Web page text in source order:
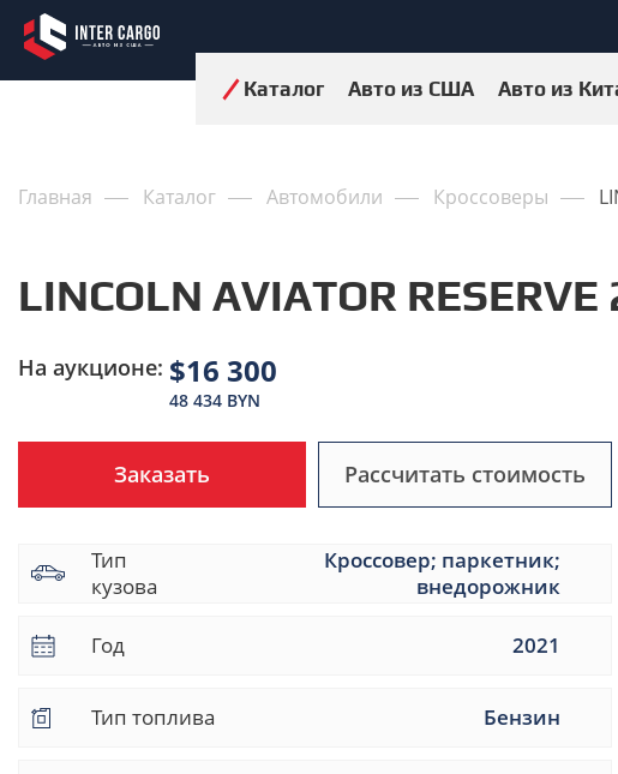
Каталог Авто из США Авто из
Главная Каталог Автомобили Кроссоверы
LINCOLN AVIATOR RESERVE
На аукционе: $16 300
48 434 BYN
Заказать Рассчитать стоимость
Тип
кузова
Кроссовер; паркетник;
внедорожник
Год 2021
Тип топлива Бензин